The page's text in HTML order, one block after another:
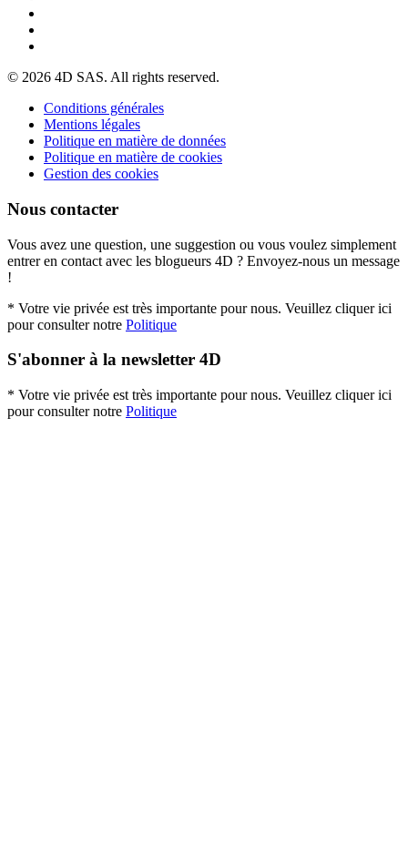
© 2026 4D SAS. All rights reserved.
Conditions générales
Mentions légales
Politique en matière de données
Politique en matière de cookies
Gestion des cookies
Nous contacter
Vous avez une question, une suggestion ou vous voulez simplement
entrer en contact avec les blogueurs 4D ? Envoyez-nous un message
!
* Votre vie privée est très importante pour nous. Veuillez cliquer ici
pour consulter notre Politique
S'abonner à la newsletter 4D
* Votre vie privée est très importante pour nous. Veuillez cliquer ici
pour consulter notre Politique